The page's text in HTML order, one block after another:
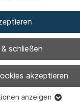
schließen
akzeptieren
anzeigen